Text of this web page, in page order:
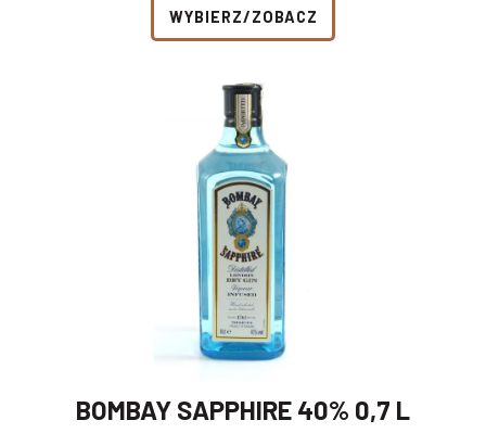
WYBIERZ/ZOBACZ
BOMBAY SAPPHIRE 40% 0,7 L